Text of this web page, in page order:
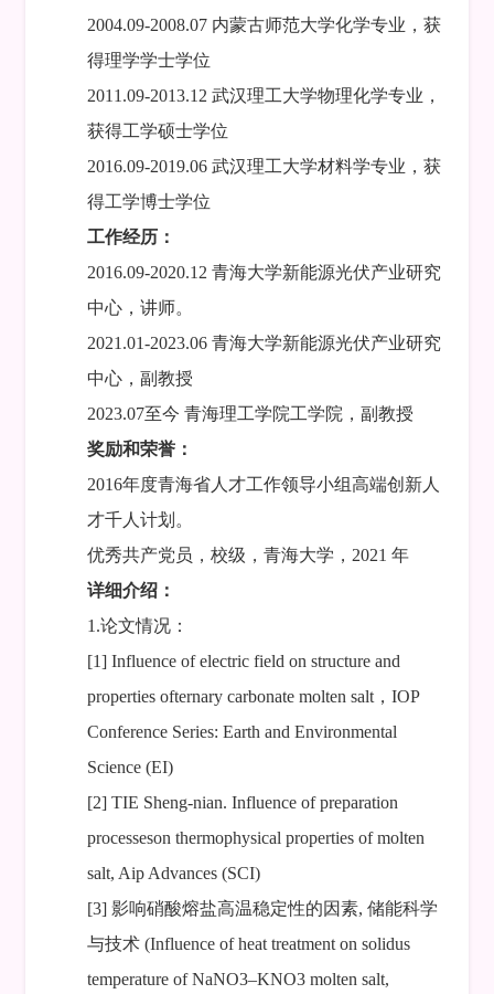
2004.09-2008.07 内蒙古师范大学化学专业，获
得理学学士学位
2011.09-2013.12 武汉理工大学物理化学专业，
获得工学硕士学位
2016.09-2019.06 武汉理工大学材料学专业，获
得工学博士学位
工作经历：
2016.09-2020.12 青海大学新能源光伏产业研究
中心，讲师。
2021.01-2023.06 青海大学新能源光伏产业研究
中心，副教授
2023.07至今 青海理工学院工学院，副教授
奖励和荣誉：
2016年度青海省人才工作领导小组高端创新人
才千人计划。
优秀共产党员，校级，青海大学，2021 年
详细介绍：
1.论文情况：
[1] Influence of electric field on structure and
properties ofternary carbonate molten salt，IOP
Conference Series: Earth and Environmental
Science (EI)
[2] TIE Sheng-nian. Influence of preparation
processeson thermophysical properties of molten
salt, Aip Advances (SCI)
[3] 影响硝酸熔盐高温稳定性的因素, 储能科学
与技术 (Influence of heat treatment on solidus
temperature of NaNO3–KNO3 molten salt,